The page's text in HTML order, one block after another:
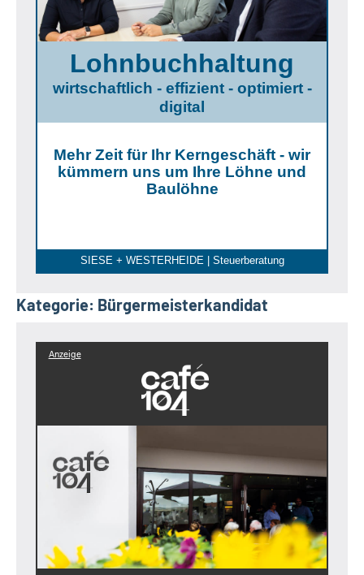
Lohnbuchhaltung
wirtschaftlich - effizient - optimiert -
digital
Mehr Zeit für Ihr Kerngeschäft - wir
kümmern uns um Ihre Löhne und
Baulöhne
SIESE + WESTERHEIDE | Steuerberatung
Kategorie: Bürgermeisterkandidat
Anzeige